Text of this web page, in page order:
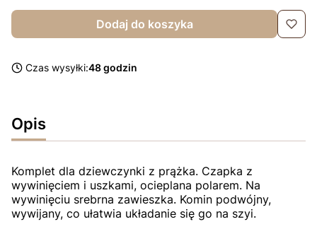
Dodaj do koszyka
Czas wysyłki:48 godzin
Opis
Komplet dla dziewczynki z prążka. Czapka z
wywinięciem i uszkami, ocieplana polarem. Na
wywinięciu srebrna zawieszka. Komin podwójny,
wywijany, co ułatwia układanie się go na szyi.